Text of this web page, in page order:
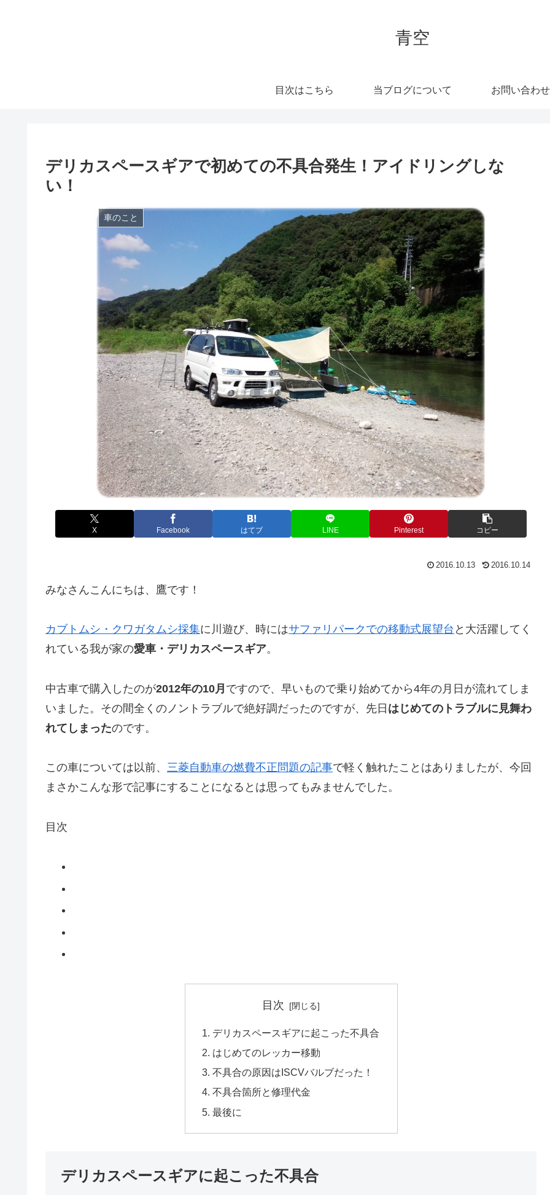
青空
目次はこちら 当ブログについて お問い合わせ
デリカスペースギアで初めての不具合発生！アイドリングしな
い！
車のこと
X Facebook はてブ LINE Pinterest コピー
2016.10.13 2016.10.14
みなさんこんにちは、鷹です！
カブトムシ・クワガタムシ採集に川遊び、時にはサファリパークでの移動式展望台 と大活躍してく
れている我が家の愛車・デリカスペースギア。
中古車で購入したのが2012年の10月 ですので、早いもので乗り始めてから4年の月日が流れてしま
いました。その間全くのノントラブルで絶好調だったのですが、先日 はじめてのトラブルに見舞わ
れてしまったのです。
この車については以前、 三菱自動車の燃費不正問題の記事で軽く触れたことはありましたが、今回
まさかこんな形で記事にすることになるとは思ってもみませんでした。
目次
目次
デリカスペースギアに起こった不具合
はじめてのレッカー移動
不具合の原因はISCVバルブだった！
不具合箇所と修理代金
最後に
デリカスペースギアに起こった不具合